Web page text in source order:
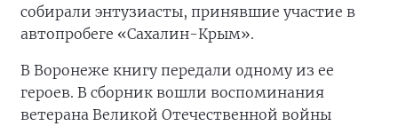
собирали энтузиасты, принявшие участие в
автопробеге «Сахалин-Крым».
В Воронеже книгу передали одному из ее
героев. В сборник вошли воспоминания
ветерана Великой Отечественной войны